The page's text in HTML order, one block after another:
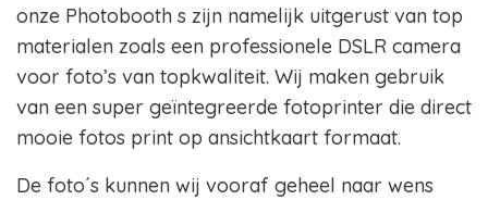
onze Photobooth s zijn namelijk uitgerust van top
materialen zoals een professionele DSLR camera
voor foto’s van topkwaliteit. Wij maken gebruik
van een super geïntegreerde fotoprinter die direct
mooie fotos print op ansichtkaart formaat.
De foto´s kunnen wij vooraf geheel naar wens